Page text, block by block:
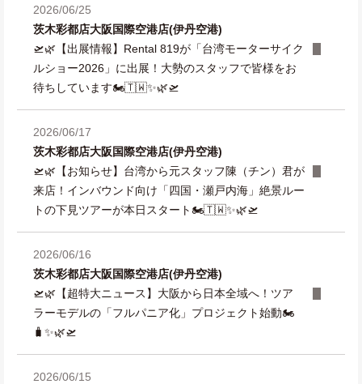
2026/06/25
茨木彩都店大阪国際空港店(伊丹空港)
🛫🌿【出展情報】Rental 819が「台湾モーターサイク
ルショー2026」に出展！大勢のスタッフで皆様をお
待ちしています🏍️🇹🇼✨🌿🛫
2026/06/17
茨木彩都店大阪国際空港店(伊丹空港)
🛫🌿【お知らせ】台湾から元スタッフ陳（チン）君が
来店！インバウンド向け「四国・瀬戸内海」絶景ルー
トの下見ツアーが本日スタート🏍️🇹🇼✨🌿🛫
2026/06/16
茨木彩都店大阪国際空港店(伊丹空港)
🛫🌿【超特大ニュース】大阪から日本全域へ！ツア
ラーモデルの「フルパニア化」プロジェクト始動🏍️
🧳✨🌿🛫
2026/06/15